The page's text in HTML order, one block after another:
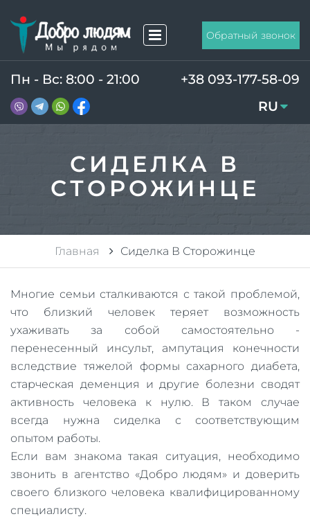
Обратный звонок
Пн - Вс: 8:00 - 21:00
+38 093-177-58-09
RU
UA
СИДЕЛКА В
СТОРОЖИНЦЕ
Главная Сиделка В Сторожинце
Многие семьи сталкиваются с такой проблемой,
что близкий человек теряет возможность
ухаживать за собой самостоятельно -
перенесенный инсульт, ампутация конечности
вследствие тяжелой формы сахарного диабета,
старческая деменция и другие болезни сводят
активность человека к нулю. В таком случае
всегда нужна сиделка с соответствующим
опытом работы.
Если вам знакома такая ситуация, необходимо
звонить в агентство «Добро людям» и доверить
своего близкого человека квалифицированному
специалисту.